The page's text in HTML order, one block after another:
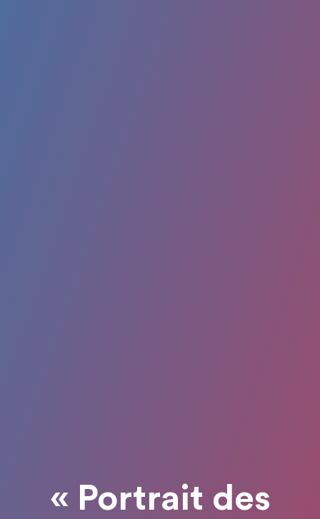
« Portrait des